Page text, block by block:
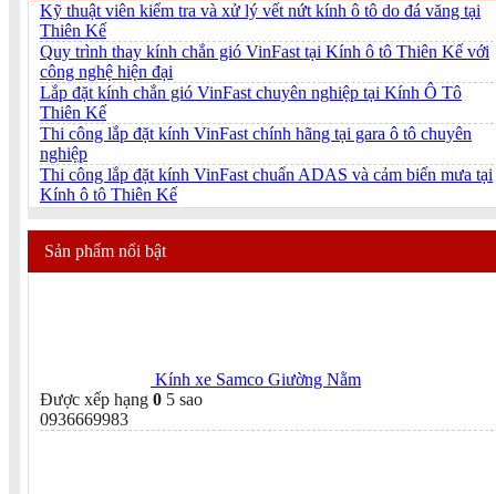
Kỹ thuật viên kiểm tra và xử lý vết nứt kính ô tô do đá văng tại
Thiên Kế
Quy trình thay kính chắn gió VinFast tại Kính ô tô Thiên Kế với
công nghệ hiện đại
Lắp đặt kính chắn gió VinFast chuyên nghiệp tại Kính Ô Tô
Thiên Kế
Thi công lắp đặt kính VinFast chính hãng tại gara ô tô chuyên
nghiệp
Thi công lắp đặt kính VinFast chuẩn ADAS và cảm biến mưa tại
Kính ô tô Thiên Kế
Sản phẩm nổi bật
Kính xe Samco Giường Nằm
Được xếp hạng 0 5 sao
0936669983